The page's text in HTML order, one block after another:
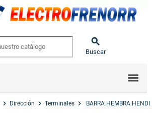

Buscar
chevron_right Dirección chevron_right Terminales chevron_right BARRA HEMBRA